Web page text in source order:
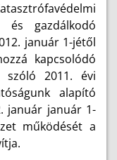
és gazdálkodó
január 1-jétől
kapcsolódó
szóló 2011. évi
alapító
január január 1-
működését a